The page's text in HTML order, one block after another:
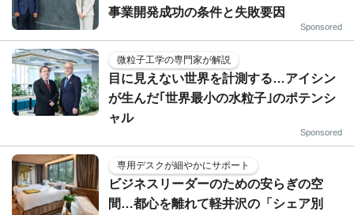
事業開発成功の条件と失敗要因
Sponsored
微粒子工学の専門家が解説
目に見えない世界を計測する…アイシン
が生んだ｢世界最小の水粒子｣のポテンシ
ャル
Sponsored
専用デスクが細やかにサポート
ビジネスリーダーのための安らぎの空
間…都心を離れて軽井沢の「シェア別